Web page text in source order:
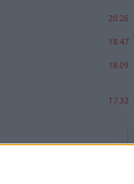
20.26
18.47
18.09
17.32